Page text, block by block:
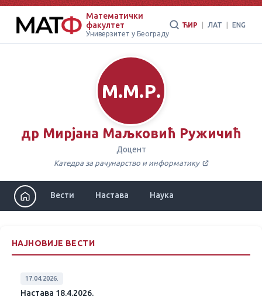
Математички
факултет
Универзитет у Београду
ЋИР ЛАТ ENG
М.М.Р.
др Мирјана Маљковић Ружичић
Доцент
Катедра за рачунарство и информатику
Вести Настава Наука
НАЈНОВИЈЕ ВЕСТИ
17.04.2026.
Настава 18.4.2026.